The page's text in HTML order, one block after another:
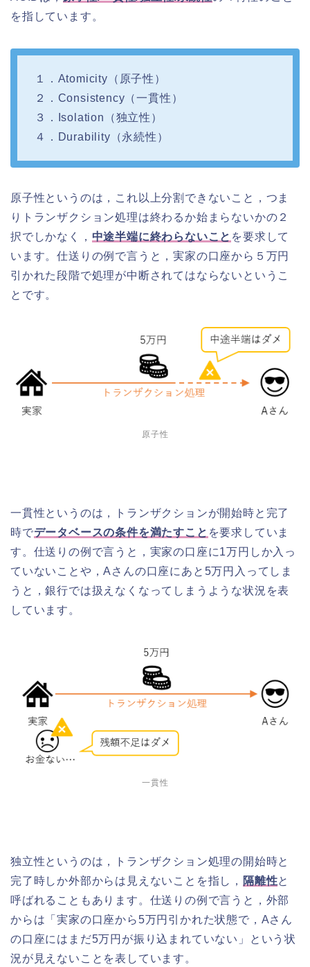
を指しています。
１．Atomicity（原子性）
２．Consistency（一貫性）
３．Isolation（独立性）
４．Durability（永続性）
原子性というのは，これ以上分割できないこと，つま
りトランザクション処理は終わるか始まらないかの２
択でしかなく， 中途半端に終わらないこと を要求して
います。仕送りの例で言うと，実家の口座から５万円
引かれた段階で処理が中断されてはならないというこ
とです。
原子性
一貫性というのは，トランザクションが開始時と完了
時でデータベースの条件を満たすこと を要求していま
す。仕送りの例で言うと，実家の口座に1万円しか入っ
ていないことや，Aさんの口座にあと5万円入ってしま
うと，銀行では扱えなくなってしまうような状況を表
しています。
一貫性
独立性というのは，トランザクション処理の開始時と
完了時しか外部からは見えないことを指し， 隔離性と
呼ばれることもあります。仕送りの例で言うと，外部
からは「実家の口座から5万円引かれた状態で，Aさん
の口座にはまだ5万円が振り込まれていない」という状
況が見えないことを表しています。